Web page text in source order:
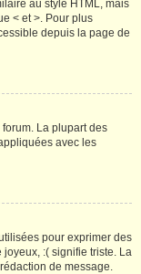
au style HTML, mais
< et >. Pour plus
depuis la page de
La plupart des
avec les
pour exprimer des
:( signifie triste. La
de message.